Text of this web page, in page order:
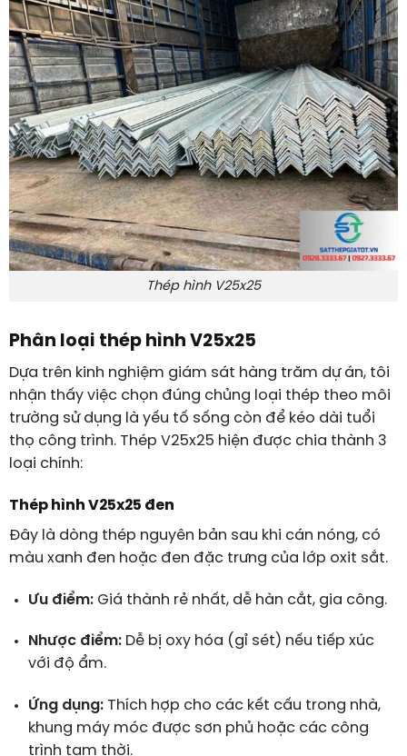
Thép hình V25x25
Phân loại thép hình V25x25
Dựa trên kinh nghiệm giám sát hàng trăm dự án, tôi
nhận thấy việc chọn đúng chủng loại thép theo môi
trường sử dụng là yếu tố sống còn để kéo dài tuổi
thọ công trình. Thép V25x25 hiện được chia thành 3
loại chính:
Thép hình V25x25 đen
Đây là dòng thép nguyên bản sau khi cán nóng, có
màu xanh đen hoặc đen đặc trưng của lớp oxit sắt.
Ưu điểm:Giá thành rẻ nhất, dễ hàn cắt, gia công.
Nhược điểm:Dễ bị oxy hóa (gỉ sét) nếu tiếp xúc
với độ ẩm.
Ứng dụng:Thích hợp cho các kết cấu trong nhà,
khung máy móc được sơn phủ hoặc các công
trình tạm thời.